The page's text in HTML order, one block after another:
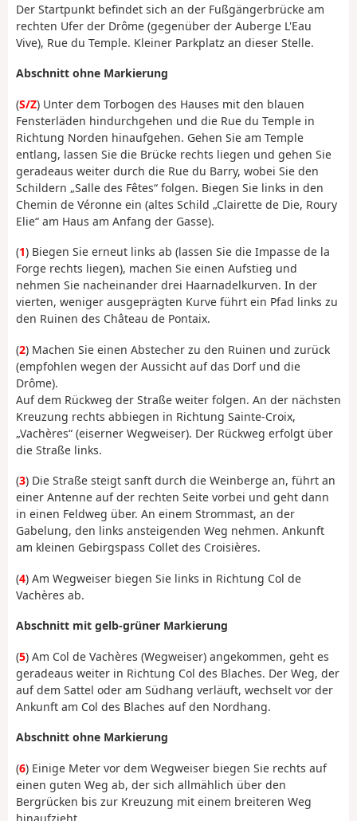
Der Startpunkt befindet sich an der Fußgängerbrücke am
rechten Ufer der Drôme (gegenüber der Auberge L'Eau
Vive), Rue du Temple. Kleiner Parkplatz an dieser Stelle.
Abschnitt ohne Markierung
(S/Z) Unter dem Torbogen des Hauses mit den blauen
Fensterläden hindurchgehen und die Rue du Temple in
Richtung Norden hinaufgehen. Gehen Sie am Temple
entlang, lassen Sie die Brücke rechts liegen und gehen Sie
geradeaus weiter durch die Rue du Barry, wobei Sie den
Schildern „Salle des Fêtes“ folgen. Biegen Sie links in den
Chemin de Véronne ein (altes Schild „Clairette de Die, Roury
Elie“ am Haus am Anfang der Gasse).
(1) Biegen Sie erneut links ab (lassen Sie die Impasse de la
Forge rechts liegen), machen Sie einen Aufstieg und
nehmen Sie nacheinander drei Haarnadelkurven. In der
vierten, weniger ausgeprägten Kurve führt ein Pfad links zu
den Ruinen des Château de Pontaix.
(2) Machen Sie einen Abstecher zu den Ruinen und zurück
(empfohlen wegen der Aussicht auf das Dorf und die
Drôme).
Auf dem Rückweg der Straße weiter folgen. An der nächsten
Kreuzung rechts abbiegen in Richtung Sainte-Croix,
„Vachères“ (eiserner Wegweiser). Der Rückweg erfolgt über
die Straße links.
(3) Die Straße steigt sanft durch die Weinberge an, führt an
einer Antenne auf der rechten Seite vorbei und geht dann
in einen Feldweg über. An einem Strommast, an der
Gabelung, den links ansteigenden Weg nehmen. Ankunft
am kleinen Gebirgspass Collet des Croisières.
(4) Am Wegweiser biegen Sie links in Richtung Col de
Vachères ab.
Abschnitt mit gelb-grüner Markierung
(5) Am Col de Vachères (Wegweiser) angekommen, geht es
geradeaus weiter in Richtung Col des Blaches. Der Weg, der
auf dem Sattel oder am Südhang verläuft, wechselt vor der
Ankunft am Col des Blaches auf den Nordhang.
Abschnitt ohne Markierung
(6) Einige Meter vor dem Wegweiser biegen Sie rechts auf
einen guten Weg ab, der sich allmählich über den
Bergrücken bis zur Kreuzung mit einem breiteren Weg